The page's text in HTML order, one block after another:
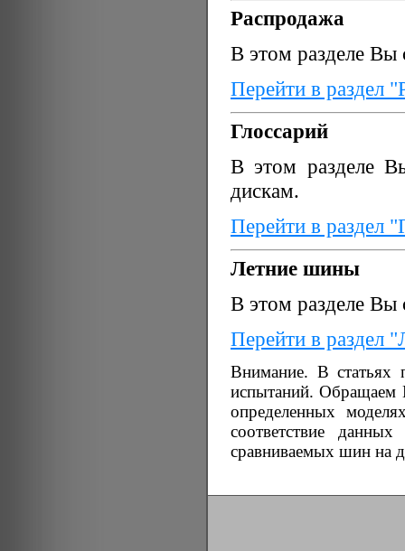
Распродажа
В этом разделе Вы
Перейти в раздел
Глоссарий
В этом разделе
дискам.
Перейти в раздел
Летние шины
В этом разделе Вы
Перейти в раздел
Внимание. В статьях
испытаний. Обращаем
определенных
соответствие
сравниваемых шин на